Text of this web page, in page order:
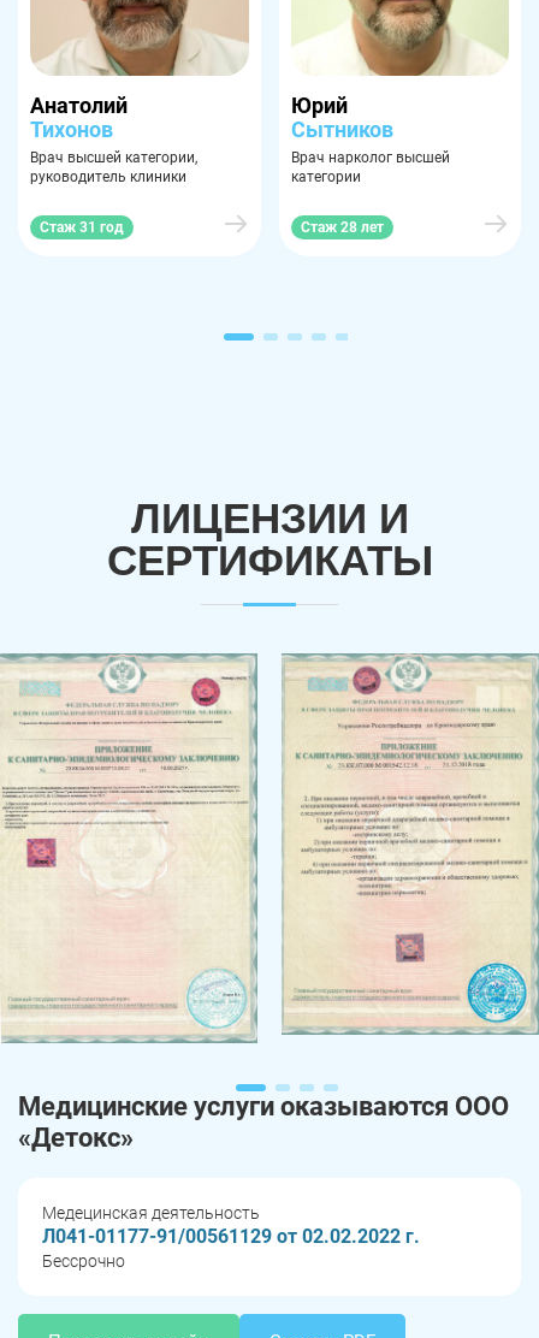
Анатолий
Тихонов
Врач высшей категории,
руководитель клиники
Стаж 31 год
Юрий
Сытников
Врач нарколог высшей
категории
Стаж 28 лет
ЛИЦЕНЗИИ И
СЕРТИФИКАТЫ
Медицинские услуги оказываются ООО
«Детокс»
Медецинская деятельность
Л041-01177-91/00561129 от 02.02.2022 г.
Бессрочно